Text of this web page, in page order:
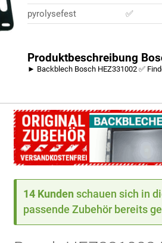
pyrolysefest
✅
Produktbeschreibung
► Backblech Bosch HEZ331002 ✅
14 Kunden schauen sich in
passende Zubehör bereits